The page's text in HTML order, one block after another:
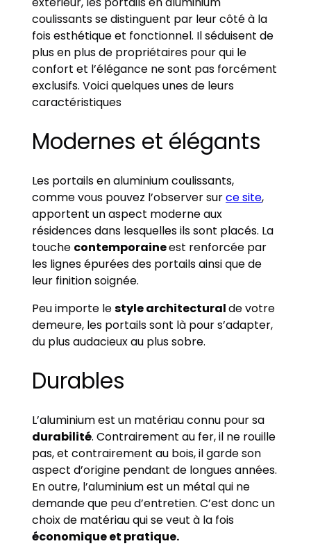
coulissants se distinguent par leur côté à la
fois esthétique et fonctionnel. Il séduisent de
plus en plus de propriétaires pour qui le
confort et l’élégance ne sont pas forcément
exclusifs. Voici quelques unes de leurs
caractéristiques
Modernes et élégants
Les portails en aluminium coulissants,
comme vous pouvez l’observer surce site,
apportent un aspect moderne aux
résidences dans lesquelles ils sont placés. La
touche contemporaineest renforcée par
les lignes épurées des portails ainsi que de
leur finition soignée.
Peu importe lestyle architecturalde votre
demeure, les portails sont là pour s’adapter,
du plus audacieux au plus sobre.
Durables
L’aluminium est un matériau connu pour sa
durabilité. Contrairement au fer, il ne rouille
pas, et contrairement au bois, il garde son
aspect d’origine pendant de longues années.
En outre, l’aluminium est un métal qui ne
demande que peu d’entretien. C’est donc un
choix de matériau qui se veut à la fois
économique et pratique.